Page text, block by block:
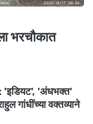
भरचौकात
'अंधभक्त'
गांधींच्या वक्तव्याने